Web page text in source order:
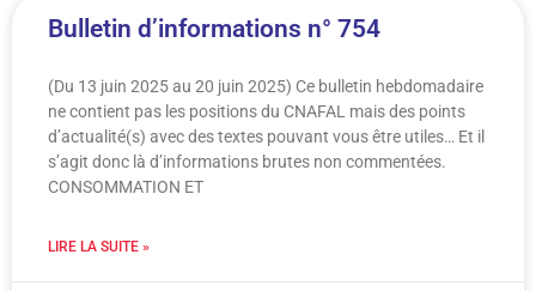
Bulletin d’informations n° 754
(Du 13 juin 2025 au 20 juin 2025) Ce bulletin hebdomadaire
ne contient pas les positions du CNAFAL mais des points
d’actualité(s) avec des textes pouvant vous être utiles… Et il
s’agit donc là d’informations brutes non commentées.
CONSOMMATION ET
LIRE LA SUITE »